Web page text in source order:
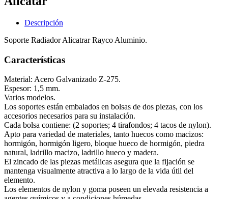
Descripción
Soporte Radiador Alicatrar Rayco Aluminio.
Características
Material: Acero Galvanizado Z-275.
Espesor: 1,5 mm.
Varios modelos.
Los soportes están embalados en bolsas de dos piezas, con los
accesorios necesarios para su instalación.
Cada bolsa contiene: (2 soportes; 4 tirafondos; 4 tacos de nylon).
Apto para variedad de materiales, tanto huecos como macizos:
hormigón, hormigón ligero, bloque hueco de hormigón, piedra
natural, ladrillo macizo, ladrillo hueco y madera.
El zincado de las piezas metálicas asegura que la fijación se
mantenga visualmente atractiva a lo largo de la vida útil del
elemento.
Los elementos de nylon y goma poseen un elevada resistencia a